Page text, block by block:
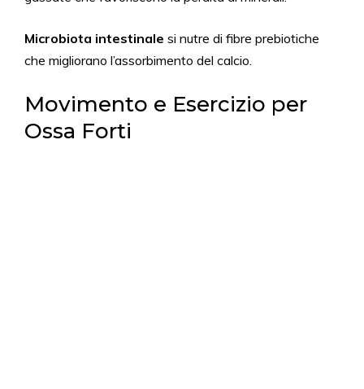
Microbiota intestinale si nutre di fibre prebiotiche
che migliorano l’assorbimento del calcio.
Movimento e Esercizio per
Ossa Forti